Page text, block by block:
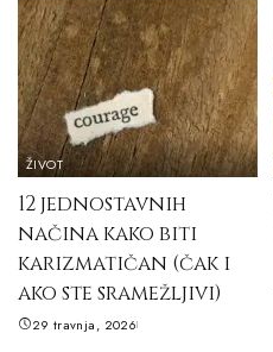
ŽIVOT
12 jednostavnih
načina kako biti
karizmatičan (čak i
ako ste sramežljivi)
29 travnja, 2026